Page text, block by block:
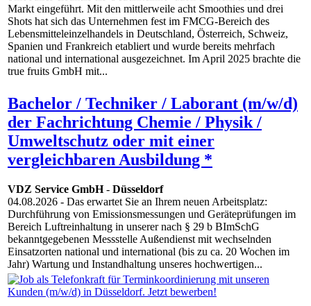
Markt eingeführt. Mit den mittlerweile acht Smoothies und drei
Shots hat sich das Unternehmen fest im FMCG-Bereich des
Lebensmitteleinzelhandels in Deutschland, Österreich, Schweiz,
Spanien und Frankreich etabliert und wurde bereits mehrfach
national und international ausgezeichnet. Im April 2025 brachte die
true fruits GmbH mit...
Bachelor / Techniker / Laborant (m/w/d)
der Fachrichtung Chemie / Physik /
Umweltschutz oder mit einer
vergleichbaren Ausbildung *
VDZ Service GmbH- Düsseldorf
04.08.2026 - Das erwartet Sie an Ihrem neuen Arbeitsplatz:
Durchführung von Emissionsmessungen und Geräteprüfungen im
Bereich Luftreinhaltung in unserer nach § 29 b BImSchG
bekanntgegebenen Messstelle Außendienst mit wechselnden
Einsatzorten national und international (bis zu ca. 20 Wochen im
Jahr) Wartung und Instandhaltung unseres hochwertigen...